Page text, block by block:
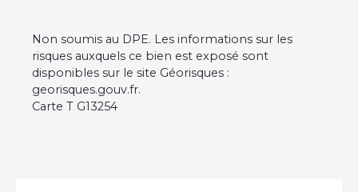
Non soumis au DPE. Les informations sur les
risques auxquels ce bien est exposé sont
disponibles sur le site Géorisques :
georisques.gouv.fr.
Carte T G13254